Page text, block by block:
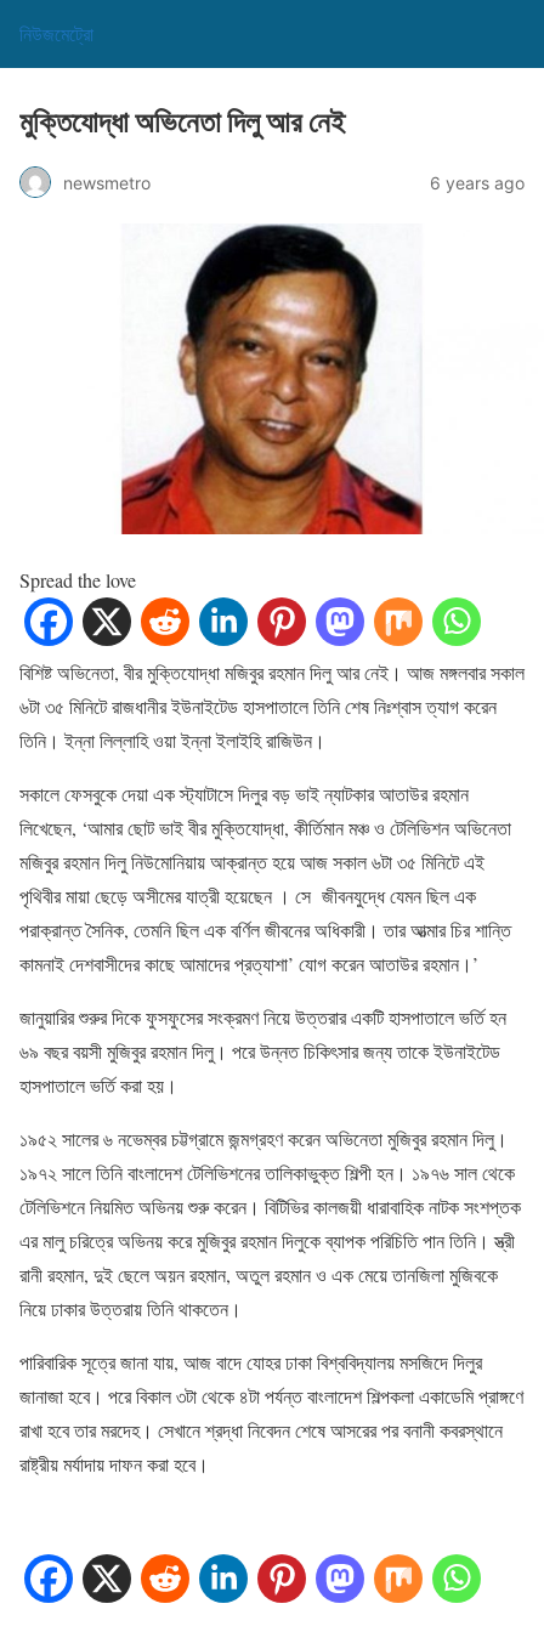
নিউজমেট্রো
মুক্তিযোদ্ধা অভিনেতা দিলু আর নেই
newsmetro 6 years ago
Spread the love
বিশিষ্ট অভিনেতা, বীর মুক্তিযোদ্ধা মজিবুর রহমান দিলু আর নেই। আজ মঙ্গলবার সকাল
৬টা ৩৫ মিনিটে রাজধানীর ইউনাইটেড হাসপাতালে তিনি শেষ নিঃশ্বাস ত্যাগ করেন
তিনি। ইন্না লিল্লাহি ওয়া ইন্না ইলাইহি রাজিউন।
সকালে ফেসবুকে দেয়া এক স্ট্যাটাসে দিলুর বড় ভাই ন্যাটকার আতাউর রহমান
লিখেছেন, ‘আমার ছোট ভাই বীর মুক্তিযোদ্ধা, কীর্তিমান মঞ্চ ও টেলিভিশন অভিনেতা
মজিবুর রহমান দিলু নিউমোনিয়ায় আক্রান্ত হয়ে আজ সকাল ৬টা ৩৫ মিনিটে এই
পৃথিবীর মায়া ছেড়ে অসীমের যাত্রী হয়েছেন । সে জীবনযুদ্ধে যেমন ছিল এক
পরাক্রান্ত সৈনিক, তেমনি ছিল এক বর্ণিল জীবনের অধিকারী। তার আত্মার চির শান্তি
কামনাই দেশবাসীদের কাছে আমাদের প্রত্যাশা’ যোগ করেন আতাউর রহমান।’
জানুয়ারির শুরুর দিকে ফুসফুসের সংক্রমণ নিয়ে উত্তরার একটি হাসপাতালে ভর্তি হন
৬৯ বছর বয়সী মুজিবুর রহমান দিলু। পরে উন্নত চিকিৎসার জন্য তাকে ইউনাইটেড
হাসপাতালে ভর্তি করা হয়।
১৯৫২ সালের ৬ নভেম্বর চট্টগ্রামে জন্মগ্রহণ করেন অভিনেতা মুজিবুর রহমান দিলু।
১৯৭২ সালে তিনি বাংলাদেশ টেলিভিশনের তালিকাভুক্ত শিল্পী হন। ১৯৭৬ সাল থেকে
টেলিভিশনে নিয়মিত অভিনয় শুরু করেন। বিটিভির কালজয়ী ধারাবাহিক নাটক সংশপ্তক
এর মালু চরিত্রে অভিনয় করে মুজিবুর রহমান দিলুকে ব্যাপক পরিচিতি পান তিনি। স্ত্রী
রানী রহমান, দুই ছেলে অয়ন রহমান, অতুল রহমান ও এক মেয়ে তানজিলা মুজিবকে
নিয়ে ঢাকার উত্তরায় তিনি থাকতেন।
পারিবারিক সূত্রে জানা যায়, আজ বাদে যোহর ঢাকা বিশ্ববিদ্যালয় মসজিদে ‍দিলুর
জানাজা হবে। পরে বিকাল ৩টা থেকে ৪টা পর্যন্ত বাংলাদেশ শিল্পকলা একাডেমি প্রাঙ্গণে
রাখা হবে তার মরদেহ। সেখানে শ্রদ্ধা নিবেদন শেষে আসরের পর বনানী কবরস্থানে
রাষ্ট্রীয় মর্যাদায় দাফন করা হবে।